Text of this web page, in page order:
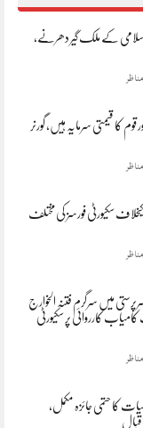
اسلامی کے ملک گیر دھرنے،
مناظر
کا قیمتی سرمایہ ہیں، گورنر
مناظر
کیخلاف سکیورٹی فورسز کی مختلف
مناظر
میں سرگرم فتنہ الخوارج
کارروائی پر سکیورٹی
مناظر
کا حتمی جائزہ مکمل،